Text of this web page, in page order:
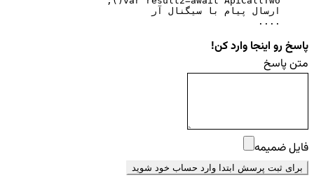
....
پاسخ رو اینجا وارد کن!
متن پاسخ
فایل ضمیمه
برای ثبت پرسش ابتدا وارد حساب خود شوید